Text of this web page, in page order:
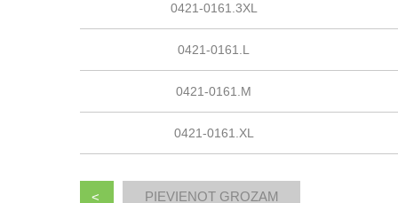
0421-0161.3XL
0421-0161.L
0421-0161.M
0421-0161.XL
<